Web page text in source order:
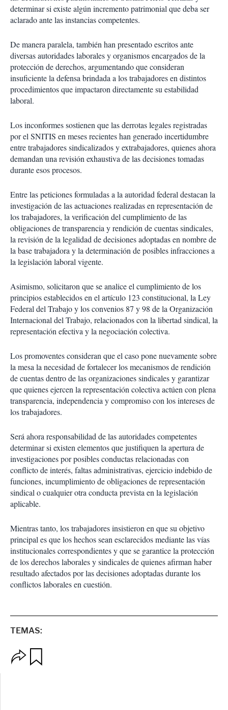
determinar si existe algún incremento patrimonial que deba ser
aclarado ante las instancias competentes.
De manera paralela, también han presentado escritos ante
diversas autoridades laborales y organismos encargados de la
protección de derechos, argumentando que consideran
insuficiente la defensa brindada a los trabajadores en distintos
procedimientos que impactaron directamente su estabilidad
laboral.
Los inconformes sostienen que las derrotas legales registradas
por el SNITIS en meses recientes han generado incertidumbre
entre trabajadores sindicalizados y extrabajadores, quienes ahora
demandan una revisión exhaustiva de las decisiones tomadas
durante esos procesos.
Entre las peticiones formuladas a la autoridad federal destacan la
investigación de las actuaciones realizadas en representación de
los trabajadores, la verificación del cumplimiento de las
obligaciones de transparencia y rendición de cuentas sindicales,
la revisión de la legalidad de decisiones adoptadas en nombre de
la base trabajadora y la determinación de posibles infracciones a
la legislación laboral vigente.
Asimismo, solicitaron que se analice el cumplimiento de los
principios establecidos en el artículo 123 constitucional, la Ley
Federal del Trabajo y los convenios 87 y 98 de la Organización
Internacional del Trabajo, relacionados con la libertad sindical, la
representación efectiva y la negociación colectiva.
Los promoventes consideran que el caso pone nuevamente sobre
la mesa la necesidad de fortalecer los mecanismos de rendición
de cuentas dentro de las organizaciones sindicales y garantizar
que quienes ejercen la representación colectiva actúen con plena
transparencia, independencia y compromiso con los intereses de
los trabajadores.
Será ahora responsabilidad de las autoridades competentes
determinar si existen elementos que justifiquen la apertura de
investigaciones por posibles conductas relacionadas con
conflicto de interés, faltas administrativas, ejercicio indebido de
funciones, incumplimiento de obligaciones de representación
sindical o cualquier otra conducta prevista en la legislación
aplicable.
Mientras tanto, los trabajadores insistieron en que su objetivo
principal es que los hechos sean esclarecidos mediante las vías
institucionales correspondientes y que se garantice la protección
de los derechos laborales y sindicales de quienes afirman haber
resultado afectados por las decisiones adoptadas durante los
conflictos laborales en cuestión.
TEMAS: